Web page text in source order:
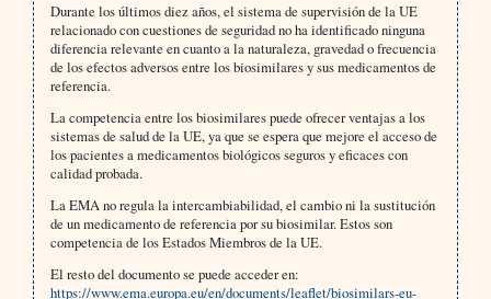
Durante los últimos diez años, el sistema de supervisión de la UE
relacionado con cuestiones de seguridad no ha identificado ninguna
diferencia relevante en cuanto a la naturaleza, gravedad o frecuencia
de los efectos adversos entre los biosimilares y sus medicamentos de
referencia.
La competencia entre los biosimilares puede ofrecer ventajas a los
sistemas de salud de la UE, ya que se espera que mejore el acceso de
los pacientes a medicamentos biológicos seguros y eficaces con
calidad probada.
La EMA no regula la intercambiabilidad, el cambio ni la sustitución
de un medicamento de referencia por su biosimilar. Estos son
competencia de los Estados Miembros de la UE.
El resto del documento se puede acceder en:
https://www.ema.europa.eu/en/documents/leaflet/biosimilars-eu-